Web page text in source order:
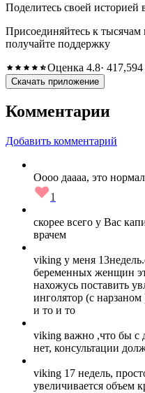
Поделитесь своей
Присоединяйтесь к
получайте поддержку
Оценка 4.8·
Скачать приложение
Комментарии
Добавить комментарий
Оооо даааа, это
1
скорее всего у Вас
врачем
viking у меня
беременных женщин
нахожусь поставить
инголятор (с
и то и то
viking важно ,что бы с
нет, консультации
viking 17 недель,
увеличивается объем